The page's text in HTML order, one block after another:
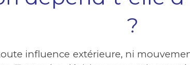
?
influence extérieure, ni